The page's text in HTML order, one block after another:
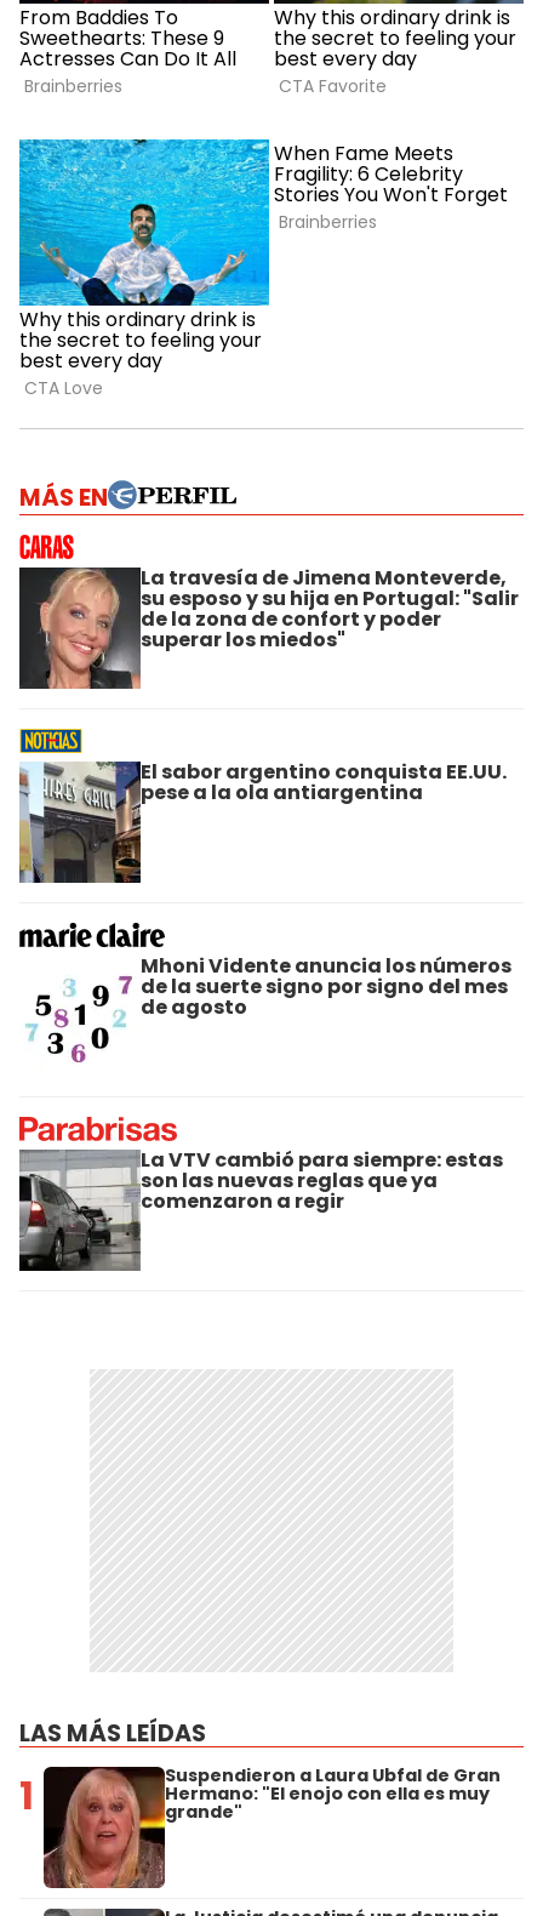
MÁS EN
La travesía de Jimena Monteverde,
su esposo y su hija en Portugal: "Salir
de la zona de confort y poder
superar los miedos"
El sabor argentino conquista EE.UU.
pese a la ola antiargentina
Mhoni Vidente anuncia los números
de la suerte signo por signo del mes
de agosto
La VTV cambió para siempre: estas
son las nuevas reglas que ya
comenzaron a regir
LAS MÁS LEÍDAS
1 Suspendieron a Laura Ubfal de Gran
Hermano: "El enojo con ella es muy
grande"